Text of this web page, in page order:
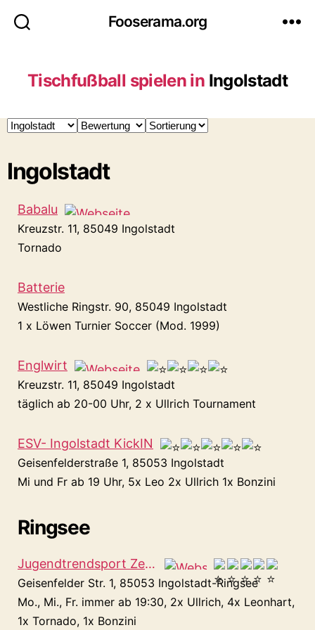
Fooserama.org
Tischfußball spielen in Ingolstadt
Ingolstadt
Babalu
Kreuzstr. 11, 85049 Ingolstadt
Tornado
Batterie
Westliche Ringstr. 90, 85049 Ingolstadt
1 x Löwen Turnier Soccer (Mod. 1999)
Englwirt
Kreuzstr. 11, 85049 Ingolstadt
täglich ab 20-00 Uhr, 2 x Ullrich Tournament
ESV- Ingolstadt KickIN
Geisenfelderstraße 1, 85053 Ingolstadt
Mi und Fr ab 19 Uhr, 5x Leo 2x Ullrich 1x Bonzini
Ringsee
Jugendtrendsport Zentrum “ Neun „
Geisenfelder Str. 1, 85053 Ingolstadt-Ringsee
Mo., Mi., Fr. immer ab 19:30, 2x Ullrich, 4x Leonhart,
1x Tornado, 1x Bonzini